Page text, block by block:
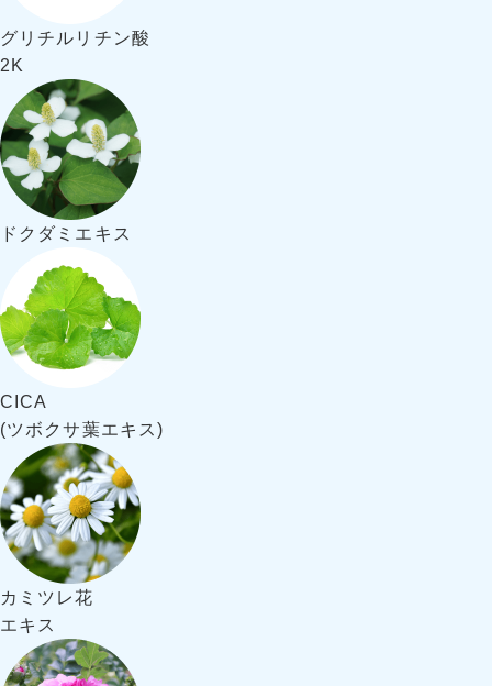
グリチルリチン酸
2K
ドクダミエキス
CICA
(ツボクサ葉エキス)
カミツレ花
エキス